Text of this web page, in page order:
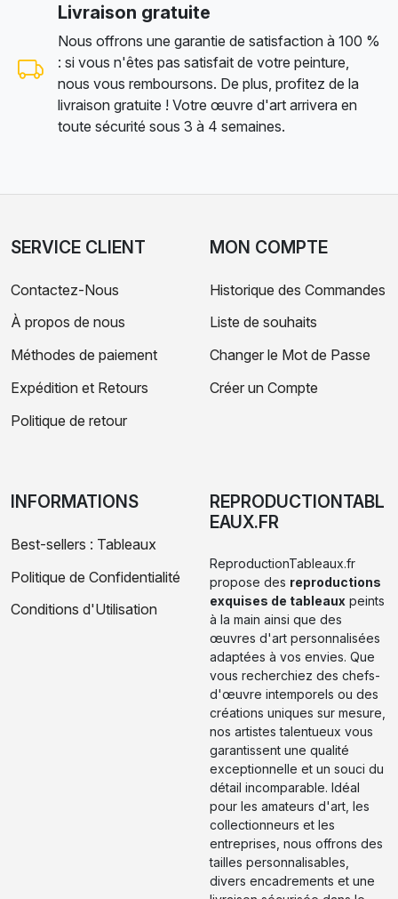
Livraison gratuite
Nous offrons une garantie de satisfaction à 100 %
: si vous n'êtes pas satisfait de votre peinture,
nous vous remboursons. De plus, profitez de la
livraison gratuite ! Votre œuvre d'art arrivera en
toute sécurité sous 3 à 4 semaines.
SERVICE CLIENT
Contactez-Nous
À propos de nous
Méthodes de paiement
Expédition et Retours
Politique de retour
MON COMPTE
Historique des Commandes
Liste de souhaits
Changer le Mot de Passe
Créer un Compte
INFORMATIONS
Best-sellers : Tableaux
Politique de Confidentialité
Conditions d'Utilisation
REPRODUCTIONTABL
EAUX.FR
ReproductionTableaux.fr
propose des reproductions
exquises de tableaux peints
à la main ainsi que des
œuvres d'art personnalisées
adaptées à vos envies. Que
vous recherchiez des chefs-
d'œuvre intemporels ou des
créations uniques sur mesure,
nos artistes talentueux vous
garantissent une qualité
exceptionnelle et un souci du
détail incomparable. Idéal
pour les amateurs d'art, les
collectionneurs et les
entreprises, nous offrons des
tailles personnalisables,
divers encadrements et une